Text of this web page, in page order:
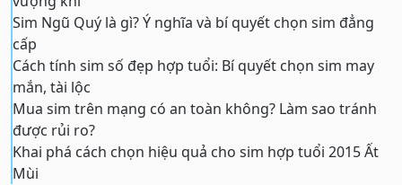
Sim Ngũ Quý là gì? Ý nghĩa và bí quyết chọn sim đẳng
cấp
Cách tính sim số đẹp hợp tuổi: Bí quyết chọn sim may
mắn, tài lộc
Mua sim trên mạng có an toàn không? Làm sao tránh
được rủi ro?
Khai phá cách chọn hiệu quả cho sim hợp tuổi 2015 Ất
Mùi